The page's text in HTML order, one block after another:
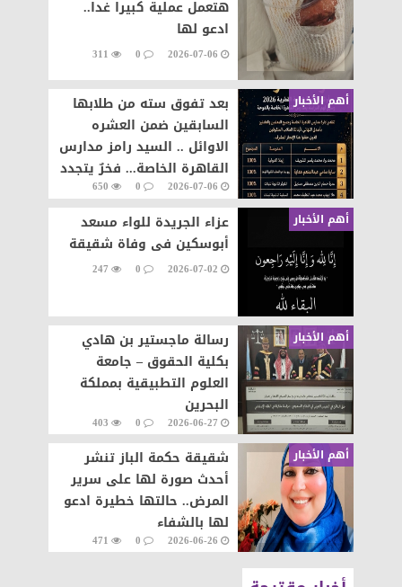
هتعمل عملية كبيرا غدا..
ادعو لها
2026-07-06
0
311
أهم الأخبار
بعد تفوق سته من طلابها
السابقين ضمن العشره
الاوائل .. السيد رامز مدارس
القاهرة الخاصة... فخرٌ يتجدد
وإنجازٌ يتواصل
2026-07-06
0
650
أهم الأخبار
عزاء الجريدة للواء مسعد
أبوسكين فى وفاة شقيقة
2026-07-02
0
247
أهم الأخبار
رسالة ماجستير بن هادي
بكلية الحقوق – جامعة
العلوم التطبيقية بمملكة
البحرين
2026-06-27
0
403
أهم الأخبار
شقيقة حكمة الباز تنشر
أحدث صورة لها على سرير
المرض.. حالتها خطيرة ادعو
لها بالشفاء
2026-06-26
0
471